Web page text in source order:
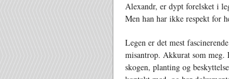
Alexandr, er dypt forelsket i
Men han har ikke respekt for
Legen er det mest
misantrop. Akkurat som meg.
skogen, planting og